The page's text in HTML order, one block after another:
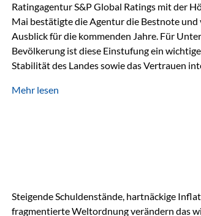
Ratingagentur S&P Global Ratings mit der
Mai bestätigte die Agentur die Bestnote und
Ausblick für die kommenden Jahre. Für
Bevölkerung ist diese Einstufung ein
Stabilität des Landes sowie das Vertrauen
Herausforderungen Die weltwirtschaftlichen
Mehr lesen
Steigende Schuldenstände, hartnäckige
fragmentierte Weltordnung verändern das